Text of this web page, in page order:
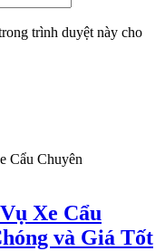
trình duyệt này cho
Xe Cẩu
và Giá Tốt